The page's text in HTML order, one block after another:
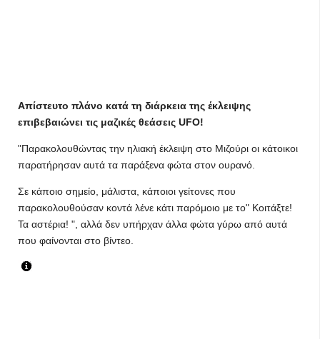
Απίστευτο πλάνο κατά τη διάρκεια της έκλειψης
επιβεβαιώνει τις μαζικές θεάσεις UFO!
"Παρακολουθώντας την ηλιακή έκλειψη στο Μιζούρι οι κάτοικοι
παρατήρησαν αυτά τα παράξενα φώτα στον ουρανό.
Σε κάποιο σημείο, μάλιστα, κάποιοι γείτονες που
παρακολουθούσαν κοντά λένε κάτι παρόμοιο με το" Κοιτάξτε!
Τα αστέρια! ", αλλά δεν υπήρχαν άλλα φώτα γύρω από αυτά
που φαίνονται στο βίντεο.